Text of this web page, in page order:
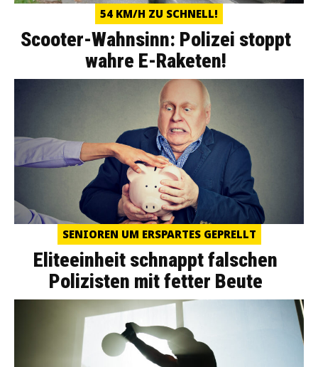
54 KM/H ZU SCHNELL!
Scooter-Wahnsinn: Polizei stoppt
wahre E-Raketen!
SENIOREN UM ERSPARTES GEPRELLT
Eliteeinheit schnappt falschen
Polizisten mit fetter Beute